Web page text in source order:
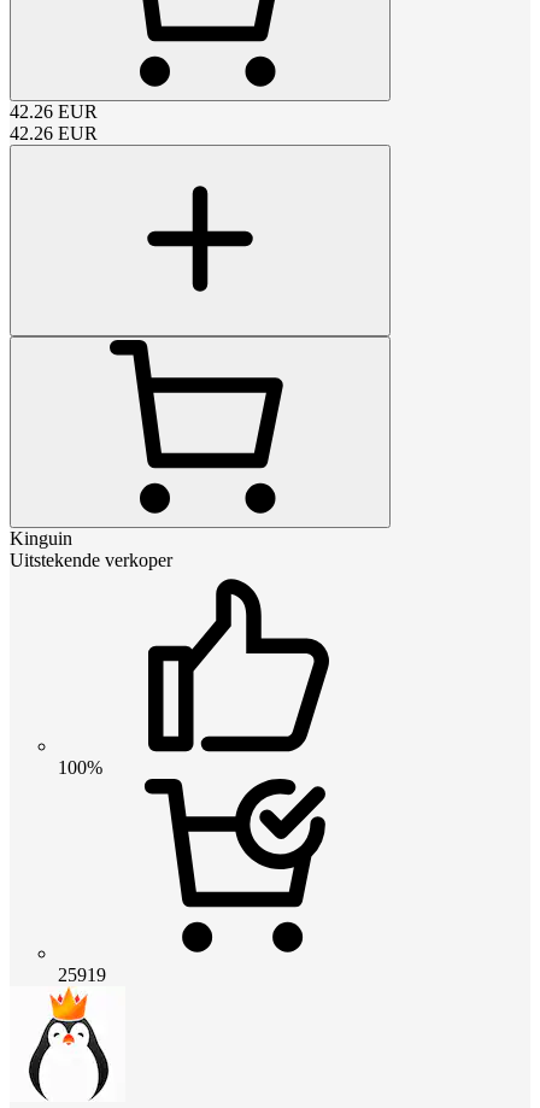
42.26 EUR
42.26 EUR
Kinguin
Uitstekende verkoper
100%
25919